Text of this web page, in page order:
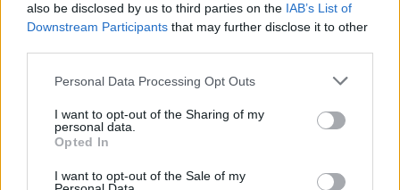
also be disclosed by us to third parties on the IAB’s List of
Downstream Participants that may further disclose it to other
Please note that this website/app uses one or more Google
not limited to your visit or usage behaviour. You may click to
grant or deny consent to Google and its third-party tags to
use your data for below specified purposes in below Google
consent section.
Personal Data Processing Opt Outs
I want to opt-out of the Sharing of my
personal data.
Opted In
I want to opt-out of the Sale of my
del día, el salmón sigue siendo uno de los
contenido de mercurio, lo convierte en una opción
ideal para una dieta equilibrada. Así que, la próxima
vez que alguien te pregunte sobre el mercurio en el